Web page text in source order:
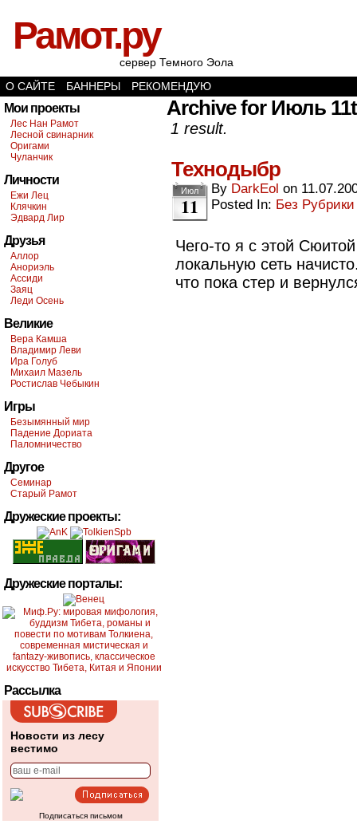
Рамот.ру
сервер Темного Эола
О САЙТЕ
БАННЕРЫ РЕКОМЕНДУЮ
Мои проекты
Лес Нан Рамот
Лесной свинарник
Оригами
Чуланчик
Личности
Ежи Лец
Клячкин
Эдвард Лир
Друзья
Аллор
Анориэль
Ассиди
Заяц
Леди Осень
Великие
Вера Камша
Владимир Леви
Ира Голуб
Михаил Мазель
Ростислав Чебыкин
Игры
Безымянный мир
Падение Дориата
Паломничество
Другое
Семинар
Старый Рамот
Дружеские проекты:
Дружеские порталы:
Рассылка
Новости из лесу
вестимо
Подписаться письмом
Archive for Июль
1 result.
Технодыбр
Июл
11
By DarkEol on
Posted In: Без Рубрики
Чего-то я с этой
локальную сеть
что пока стер и